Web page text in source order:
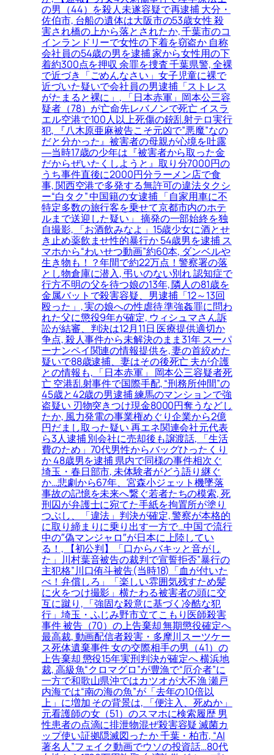
の男（44）を殺人未遂容疑で再逮捕 大分・
佐伯市, 台船の遺体は大阪市の53歳女性 殺
害され橋の上から落とされたか, 千葉市のコ
インランドリーで女性の下着を窃盗か 自称
会社員の54歳の男を逮捕 家から女性用の下
着約300点を押収 余罪を捜査 千葉県警, 全裸
で近づき「ごめんなさい」女子児童に裸で
近づいた疑いで会社員の男逮捕「ストレス
がたまると裸に」, 「日本赤軍」岡本公三容
疑者（78）が亡命先レバノンで死亡 イスラ
エル空港で100人以上死傷の銃乱射テロ実行
犯, 『八木原亜麻被告こそ元凶で”悪魔”なの
だと分かった』被害者の母親が心境を吐露
―当時17歳の少年は『被害者から取った金
だからぜいたくしようと』取り分7000円の
うち事件直後に2000円分ラーメン店で食
事, 関西空港で多発する無許可の違法タクシ
ー“白タク” 中国籍の女逮捕 「自家用車に不
特定多数の旅行客を乗せて京都市内のホテ
ルまで送迎した疑い」 摘発の一部始終を独
自撮影, 「お酒飲みなよ」15歳少女に酒とせ
き止め薬飲ませ性的暴行か 54歳男を逮捕 ス
マホから“わいせつ動画”約60本, ダンベルや
生き物も！？年間で約22万点！警察署の落
とし物倉庫に潜入, 弔いのない別れ 認知症で
行方不明の父を待つ娘の13年, 隣人の81歳を
金属バットで殺害容疑、男逮捕「12～13回
殴った」, 実の娘への性虐待 準強姦罪に問わ
れた父に懲役9年が確定, ウィシュマさん訴
訟が結審、判決は12月11日 医療提供適切か
争点, 殺人事件から未解決のまま31年 スーパ
ーナンペイ関連の情報提供を, 妻の首絞めた
疑いで88歳逮捕、妻はその後死亡 夫が介護
との情報も, 「日本赤軍」 岡本公三容疑者死
亡 空港乱射事件で国際手配, “刑務所仲間”の
45歳と42歳の男逮捕 練馬のマンションで強
盗疑い 刃物突きつけ現金8000円奪うなどし
たか, 風力発電の事業権めぐり企業から2億
円だまし取った疑い 再エネ関連会社元代表
ら3人逮捕 別会社に売却後も譲渡話, 「生活
費のため」70代男性からバッグひったくり
か 48歳男を逮捕 県内で同様の事件相次ぐ
埼玉・春日部市, 未体験者がどう語り継ぐ
か…悲劇から67年、宮森小ジェット機墜落
事故の記憶を未来へ繋ぐ若者たちの模索, 死
刑囚が弁護士に宛てた手紙を拘置所が塗り
つぶし、「違法」判決が確定, 警察が本格的
に取り締まりに乗り出す一方で…中国で流行
中の″偽マンジャロ″が日本に上陸してい
る！, 【初公判】「口からバキッと音がし
た」川村葉音被告の裁判で宣誓拒否”暴行の
主犯格”川口侑斗被告(当時18)「血が付いた
べ！弁償しろ」「楽しい雰囲気残すため髪
に火をつけ撮影」横たわる被害者の頭に交
互に蹴り, 「強固な殺意に基づく冷酷な犯
行」埼玉・ふじみ野市立てこもり医師殺害
事件 被告（70）の上告棄却 無期懲役確定へ
最高裁, 動画配信者殺害・多摩川スーツケー
ス死体遺棄事件 女の交際相手の男（41）の
上告棄却 懲役15年実刑判決が確定へ 横浜地
裁, 高級魚“クロマグロ”が豊漁で“厄介者”に
一方で和歌山県沖ではカツオが大不漁 瀬戸
内海では“南の海の魚”が「去年の10倍以
上」に増加 その背景は, 「便注入、死ぬか」
元看護師の女（51）のスマホに検索履歴 男
性患者の点滴に排泄物混ぜ殺害容疑 滅菌カ
ップ使い証拠隠滅図ったか 千葉・柏市, “AI
著名人”フェイク動画でウソの投資話…80代